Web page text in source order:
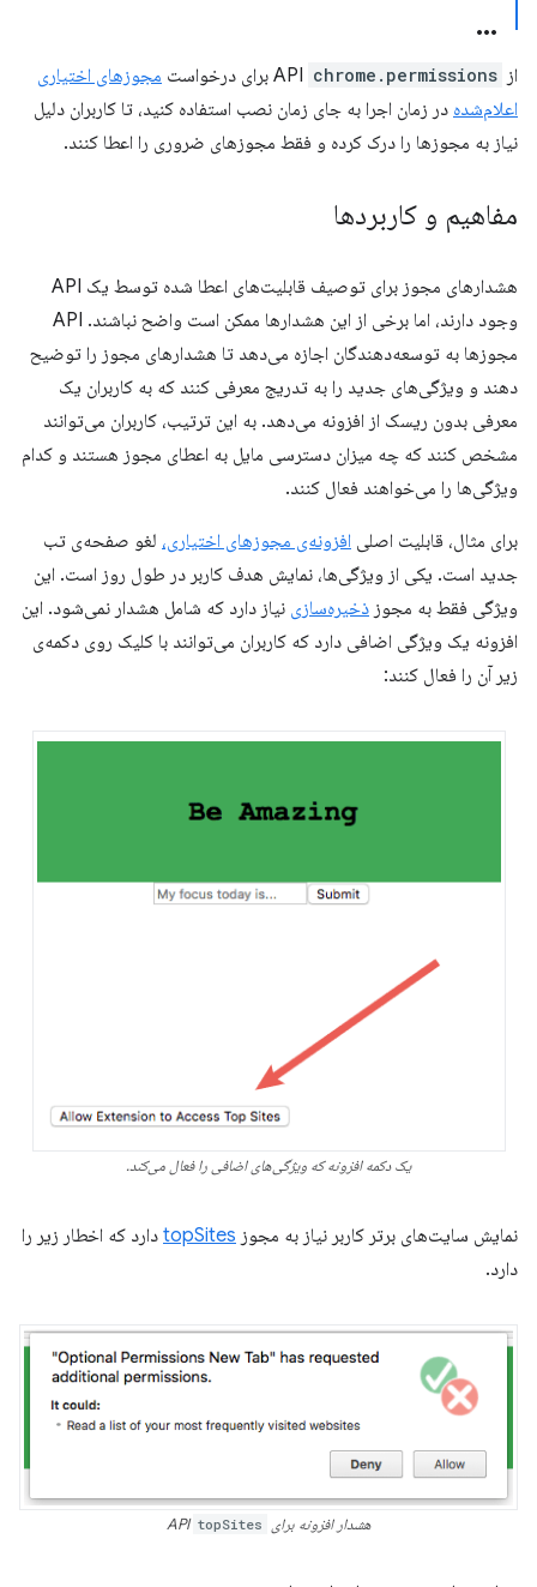
از API chrome.permissions برای درخواست مجوزهای اختیاری
اعلام‌شده در زمان اجرا به جای زمان نصب استفاده کنید، تا کاربران دلیل
نیاز به مجوزها را درک کرده و فقط مجوزهای ضروری را اعطا کنند.
مفاهیم و کاربردها
هشدارهای مجوز برای توصیف قابلیت‌های اعطا شده توسط یک API
وجود دارند، اما برخی از این هشدارها ممکن است واضح نباشند. API
مجوزها به توسعه‌دهندگان اجازه می‌دهد تا هشدارهای مجوز را توضیح
دهند و ویژگی‌های جدید را به تدریج معرفی کنند که به کاربران یک
معرفی بدون ریسک از افزونه می‌دهد. به این ترتیب، کاربران می‌توانند
مشخص کنند که چه میزان دسترسی مایل به اعطای مجوز هستند و کدام
ویژگی‌ها را می‌خواهند فعال کنند.
برای مثال، قابلیت اصلی افزونه‌ی مجوزهای اختیاری، لغو صفحه‌ی تب
جدید است. یکی از ویژگی‌ها، نمایش هدف کاربر در طول روز است. این
ویژگی فقط به مجوز ذخیره‌سازی نیاز دارد که شامل هشدار نمی‌شود. این
افزونه یک ویژگی اضافی دارد که کاربران می‌توانند با کلیک روی دکمه‌ی
زیر آن را فعال کنند:
یک دکمه افزونه که ویژگی‌های اضافی را فعال می‌کند.
نمایش سایت‌های برتر کاربر نیاز به مجوز topSites دارد که اخطار زیر را
دارد.
هشدار افزونه برای API topSites